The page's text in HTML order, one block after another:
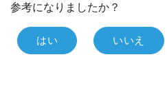
参考になりましたか？
はい いいえ